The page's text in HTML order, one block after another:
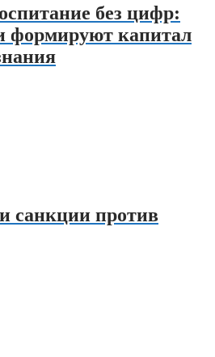
без цифр:
формируют капитал
санкции против